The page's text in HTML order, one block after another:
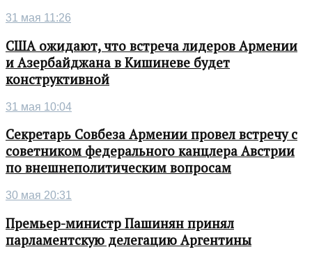
31 мая 11:26
США ожидают, что встреча лидеров Армении
и Азербайджана в Кишиневе будет
конструктивной
31 мая 10:04
Секретарь Совбеза Армении провел встречу с
советником федерального канцлера Австрии
по внешнеполитическим вопросам
30 мая 20:31
Премьер-министр Пашинян принял
парламентскую делегацию Аргентины